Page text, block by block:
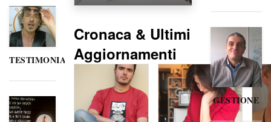
TESTIMONIANZE
Cronaca & Ultimi
Aggiornamenti
GESTIONE